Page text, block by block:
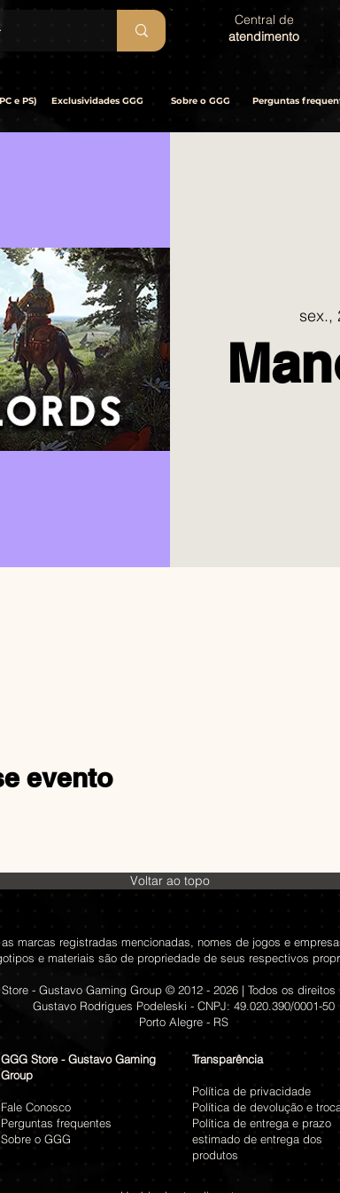
Central de
atendimento
e PS) Exclusividades GGG Sobre o GGG Perguntas
sex.,
evento
Voltar ao topo
as marcas registradas mencionadas, nomes de jogos e
e materiais são de propriedade de seus respectivos
- Gustavo Gaming Group © 2012 - 2026 | Todos os direitos
Gustavo Rodrigues Podeleski - CNPJ: 49.020.390/0001-50
Porto Alegre - RS
GGG Store - Gustavo Gaming
Group
Fale Conosco
Perguntas frequentes
Sobre o GGG
Transparência
Política de privacidade
Política de devolução e
Política de entrega e prazo
estimado de entrega dos
produtos